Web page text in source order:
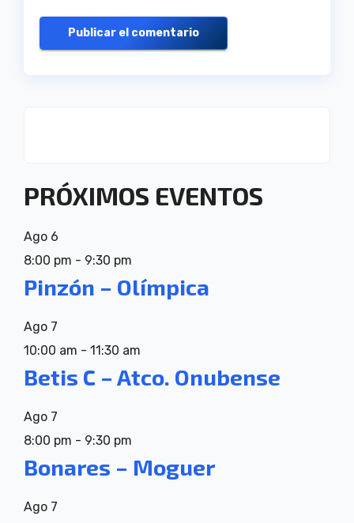
PRÓXIMOS EVENTOS
Ago 6
8:00 pm - 9:30 pm
Pinzón – Olímpica
Ago 7
10:00 am - 11:30 am
Betis C – Atco. Onubense
Ago 7
8:00 pm - 9:30 pm
Bonares – Moguer
Ago 7